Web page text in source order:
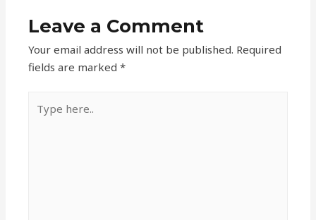
Leave a Comment
Your email address will not be published. Required
fields are marked*
here..